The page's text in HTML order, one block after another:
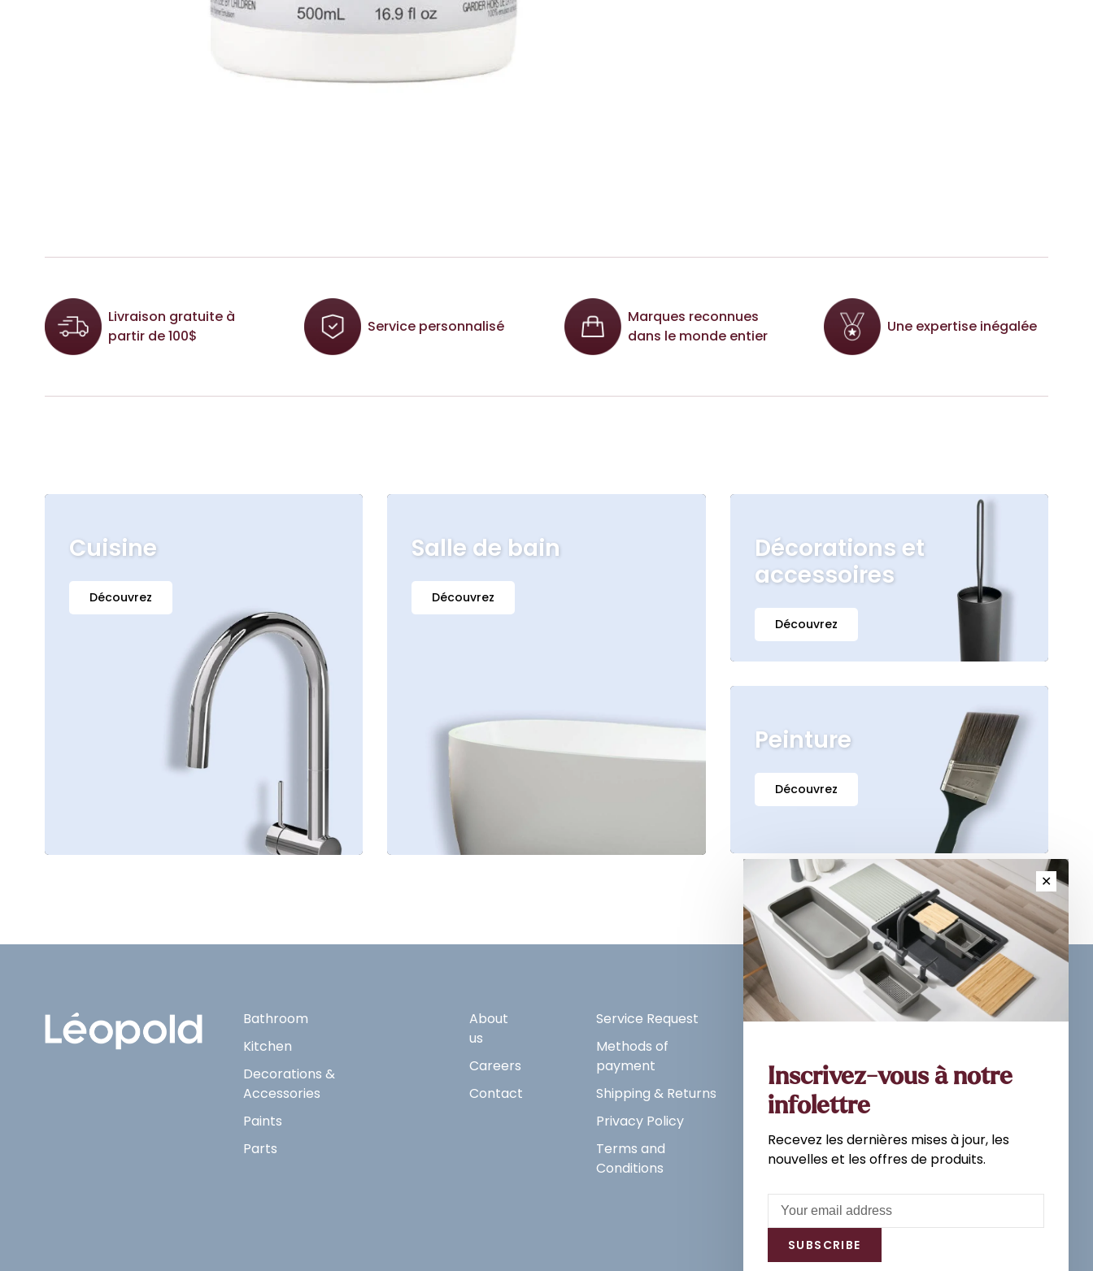
Livraison gratuite à
partir de 100$
Service personnalisé
Marques reconnues
dans le monde entier
Une expertise inégalée
Cuisine
Découvrez
Salle de bain
Découvrez
Décorations et
accessoires
Découvrez
Peinture
Découvrez
Bathroom
Kitchen
Decorations &
Accessories
Paints
Parts
About
us
Careers
Contact
Service Request
Methods of
payment
Shipping & Returns
Privacy Policy
Terms and
Conditions
Sign up for our newsletter and
Subscribe
✕
Inscrivez-vous à notre
infolettre
Recevez les dernières mises à jour, les
nouvelles et les offres de produits.
SUBSCRIBE